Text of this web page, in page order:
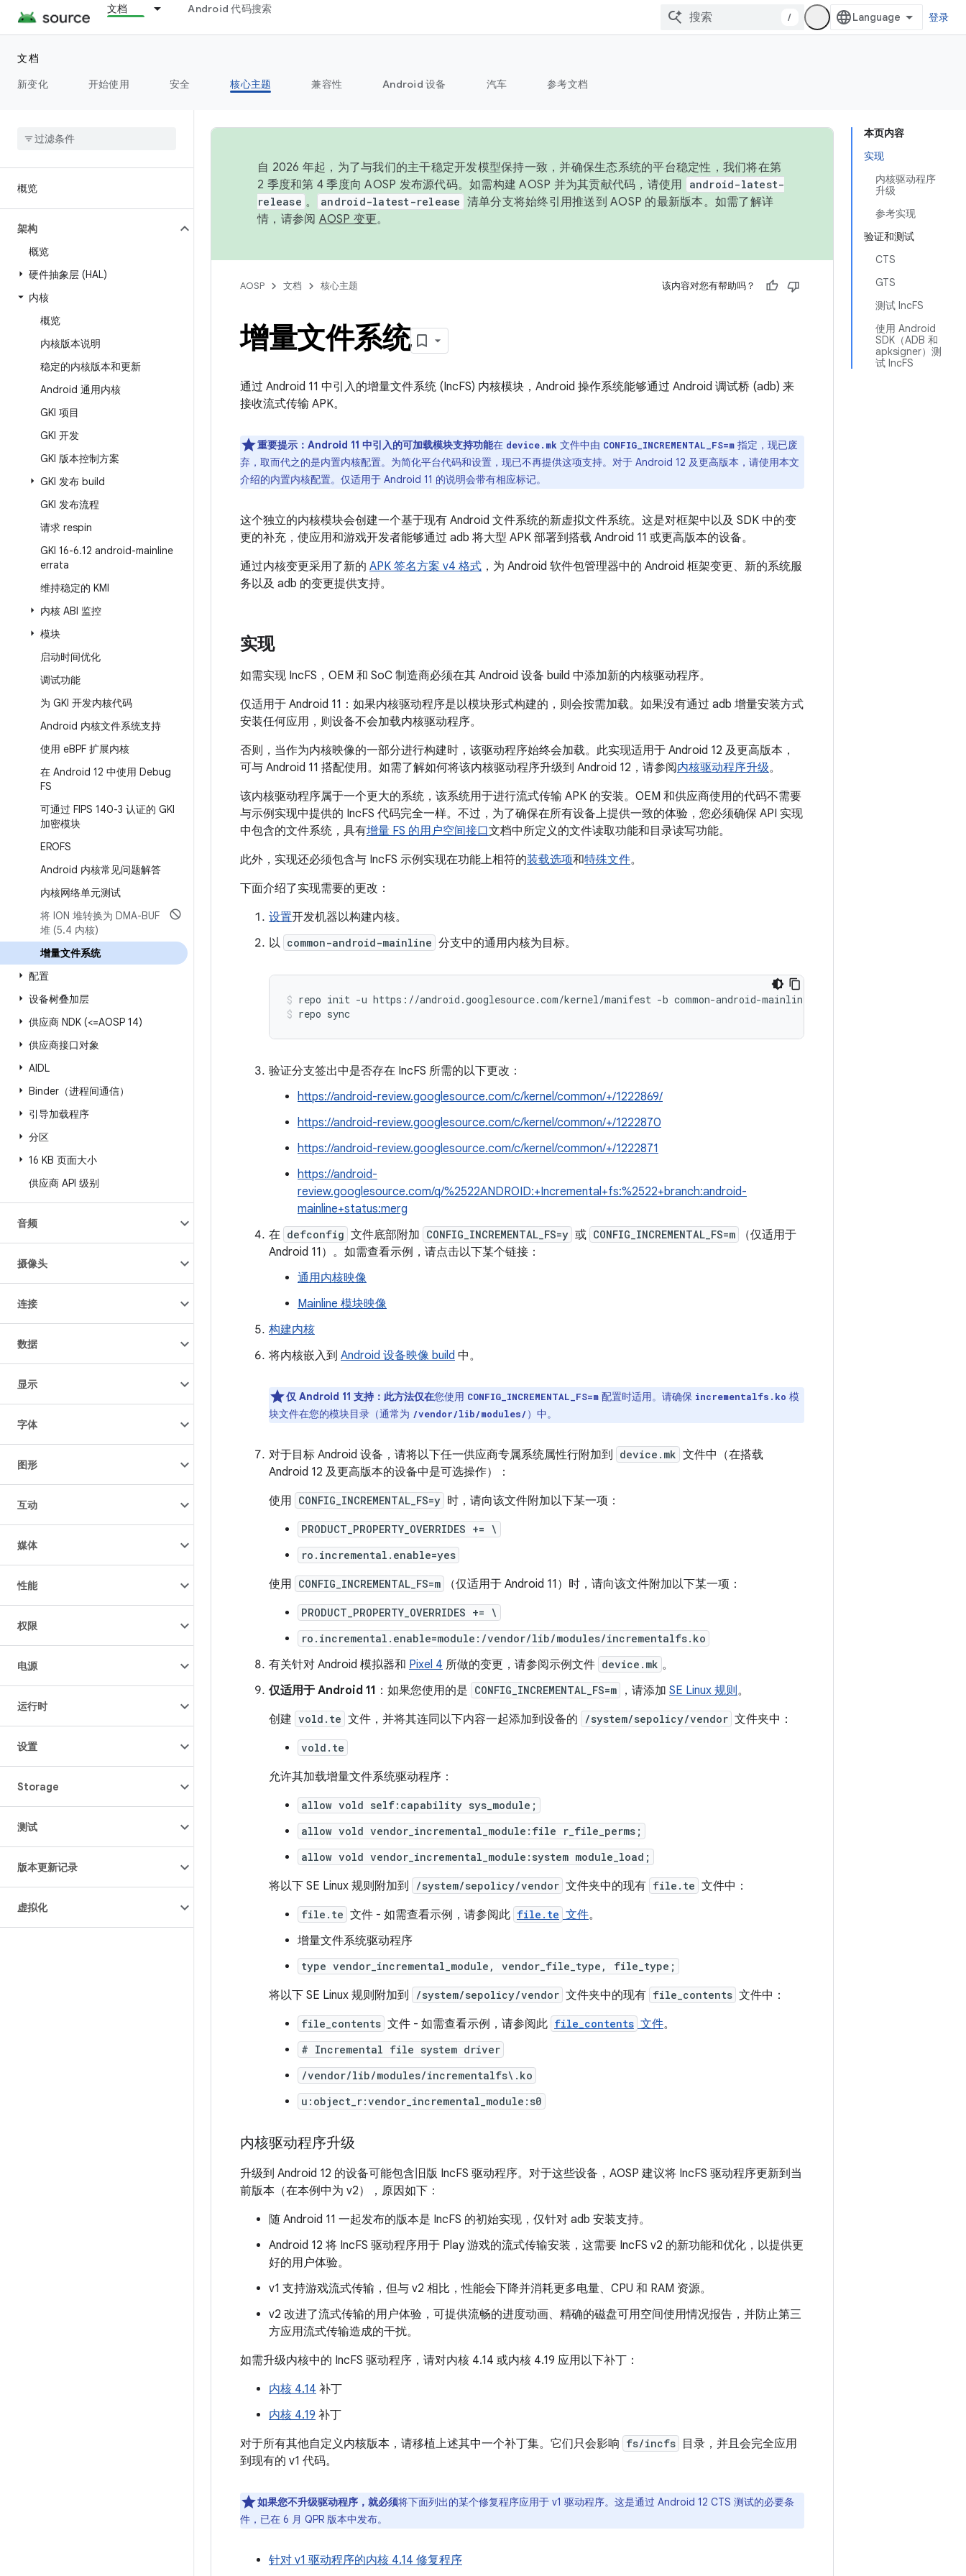
文档 Android 代码搜索
/ 登录
文档
新变化
开始使用 安全 核心主题 兼容性 Android 设备 汽车 参考文档
概览
架构
概览
硬件抽象层 (HAL)
内核
概览
内核版本说明
稳定的内核版本和更新
Android 通用内核
GKI 项目
GKI 开发
GKI 版本控制方案
GKI 发布 build
GKI 发布流程
请求 respin
GKI 16-6.12 android-mainline
errata
维持稳定的 KMI
内核 ABI 监控
模块
启动时间优化
调试功能
为 GKI 开发内核代码
Android 内核文件系统支持
使用 eBPF 扩展内核
在 Android 12 中使用 Debug
FS
可通过 FIPS 140-3 认证的 GKI
加密模块
EROFS
Android 内核常见问题解答
内核网络单元测试
将 ION 堆转换为 DMA-BUF
堆 (5.4 内核)
增量文件系统
配置
设备树叠加层
供应商 NDK (<=AOSP 14)
供应商接口对象
AIDL
Binder（进程间通信）
引导加载程序
分区
16 KB 页面大小
供应商 API 级别
音频
摄像头
连接
数据
显示
字体
图形
互动
媒体
性能
权限
电源
运行时
设置
Storage
测试
版本更新记录
虚拟化
本页内容
实现
内核驱动程序
升级
参考实现
验证和测试
CTS
GTS
测试 IncFS
使用 Android
SDK（ADB 和
apksigner）测
试 IncFS
自 2026 年起，为了与我们的主干稳定开发模型保持一致，并确保生态系统的平台稳定性，我们将在第
2 季度和第 4 季度向 AOSP 发布源代码。如需构建 AOSP 并为其贡献代码，请使用
android-latest-
release 。 android-latest-release 清单分支将始终引用推送到 AOSP 的最新版本。如需了解详
情，请参阅 AOSP 变更。
AOSP 文档 核心主题 该内容对您有帮助吗？
增量文件系统
通过 Android 11 中引入的增量文件系统 (IncFS) 内核模块，Android 操作系统能够通过 Android 调试桥 (adb) 来
接收流式传输 APK。
重要提示：Android 11 中引入的可加载模块支持功能在 device.mk 文件中由 CONFIG_INCREMENTAL_FS=m 指定，现已废
弃，取而代之的是内置内核配置。为简化平台代码和设置，现已不再提供这项支持。对于 Android 12 及更高版本，请使用本文
介绍的内置内核配置。仅适用于 Android 11 的说明会带有相应标记。
这个独立的内核模块会创建一个基于现有 Android 文件系统的新虚拟文件系统。这是对框架中以及 SDK 中的变
更的补充，使应用和游戏开发者能够通过 adb 将大型 APK 部署到搭载 Android 11 或更高版本的设备。
通过内核变更采用了新的 APK 签名方案 v4 格式 ，为 Android 软件包管理器中的 Android 框架变更、新的系统服
务以及 adb 的变更提供支持。
实现
如需实现 IncFS，OEM 和 SoC 制造商必须在其 Android 设备 build 中添加新的内核驱动程序。
仅适用于 Android 11：如果内核驱动程序是以模块形式构建的，则会按需加载。如果没有通过 adb 增量安装方式
安装任何应用，则设备不会加载内核驱动程序。
否则，当作为内核映像的一部分进行构建时，该驱动程序始终会加载。 此实现适用于 Android 12 及更高版本，
可与 Android 11 搭配使用。如需了解如何将该内核驱动程序升级到 Android 12，请参阅内核驱动程序升级。
该内核驱动程序属于一个更大的系统，该系统用于进行流式传输 APK 的安装。OEM 和供应商使用的代码不需要
与示例实现中提供的 IncFS 代码完全一样。不过，为了确保在所有设备上提供一致的体验，您必须确保 API 实现
中包含的文件系统，具有增量 FS 的用户空间接口文档中所定义的文件读取功能和目录读写功能。
此外，实现还必须包含与 IncFS 示例实现在功能上相符的装载选项和特殊文件。
下面介绍了实现需要的更改：
设置开发机器以构建内核。
以 common-android-mainline 分支中的通用内核为目标。
repo init -u https://android.googlesource.com/kernel/manifest -b common-android-mainline
repo sync
验证分支签出中是否存在 IncFS 所需的以下更改：
https://android-review.googlesource.com/c/kernel/common/+/1222869/
https://android-review.googlesource.com/c/kernel/common/+/1222870
https://android-review.googlesource.com/c/kernel/common/+/1222871
https://android-
review.googlesource.com/q/%2522ANDROID:+Incremental+fs:%2522+branch:android-
mainline+status:merg
在 defconfig 文件底部附加 CONFIG_INCREMENTAL_FS=y 或 CONFIG_INCREMENTAL_FS=m
（仅适用于
Android 11）。 如需查看示例，请点击以下某个链接：
通用内核映像
Mainline 模块映像
构建内核
将内核嵌入到 Android 设备映像 build 中。
仅 Android 11 支持：此方法仅在您使用 CONFIG_INCREMENTAL_FS=m 配置时适用。请确保 incrementalfs.ko 模
块文件在您的模块目录（通常为 /vendor/lib/modules/）中。
对于目标 Android 设备，请将以下任一供应商专属系统属性行附加到 device.mk 文件中（在搭载
Android 12 及更高版本的设备中是可选操作）：
使用 CONFIG_INCREMENTAL_FS=y 时，请向该文件附加以下某一项：
PRODUCT_PROPERTY_OVERRIDES += \
ro.incremental.enable=yes
使用 CONFIG_INCREMENTAL_FS=m （仅适用于 Android 11）时，请向该文件附加以下某一项：
PRODUCT_PROPERTY_OVERRIDES += \
ro.incremental.enable=module:/vendor/lib/modules/incrementalfs.ko
有关针对 Android 模拟器和 Pixel 4 所做的变更，请参阅示例文件 device.mk 。
仅适用于 Android 11 ：如果您使用的是 CONFIG_INCREMENTAL_FS=m ，请添加 SE Linux 规则。
创建 vold.te 文件，并将其连同以下内容一起添加到设备的 /system/sepolicy/vendor 文件夹中：
vold.te
允许其加载增量文件系统驱动程序：
allow vold self:capability sys_module;
allow vold vendor_incremental_module:file r_file_perms;
allow vold vendor_incremental_module:system module_load;
将以下 SE Linux 规则附加到 /system/sepolicy/vendor 文件夹中的现有 file.te 文件中：
file.te 文件 - 如需查看示例，请参阅此 file.te 文件。
增量文件系统驱动程序
type vendor_incremental_module, vendor_file_type, file_type;
将以下 SE Linux 规则附加到 /system/sepolicy/vendor 文件夹中的现有 file_contents 文件中：
file_contents 文件 - 如需查看示例，请参阅此 file_contents 文件。
# Incremental file system driver
/vendor/lib/modules/incrementalfs\.ko
u:object_r:vendor_incremental_module:s0
内核驱动程序升级
升级到 Android 12 的设备可能包含旧版 IncFS 驱动程序。对于这些设备，AOSP 建议将 IncFS 驱动程序更新到当
前版本（在本例中为 v2），原因如下：
随 Android 11 一起发布的版本是 IncFS 的初始实现，仅针对 adb 安装支持。
Android 12 将 IncFS 驱动程序用于 Play 游戏的流式传输安装，这需要 IncFS v2 的新功能和优化，以提供更
好的用户体验。
v1 支持游戏流式传输，但与 v2 相比，性能会下降并消耗更多电量、CPU 和 RAM 资源。
v2 改进了流式传输的用户体验，可提供流畅的进度动画、精确的磁盘可用空间使用情况报告，并防止第三
方应用流式传输造成的干扰。
如需升级内核中的 IncFS 驱动程序，请对内核 4.14 或内核 4.19 应用以下补丁：
内核 4.14 补丁
内核 4.19 补丁
对于所有其他自定义内核版本，请移植上述其中一个补丁集。它们只会影响 fs/incfs
目录，并且会完全应用
到现有的 v1 代码。
如果您不升级驱动程序，就必须将下面列出的某个修复程序应用于 v1 驱动程序。这是通过 Android 12 CTS 测试的必要条
件，已在 6 月 QPR 版本中发布。
针对 v1 驱动程序的内核 4.14 修复程序